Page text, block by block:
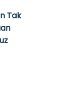
Tak